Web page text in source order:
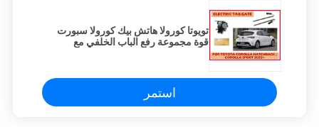
تويوتا كورولا هاتش بيك كورولا سبورت
قوة مجموعة رفع الباب الخلفي مع
استمر